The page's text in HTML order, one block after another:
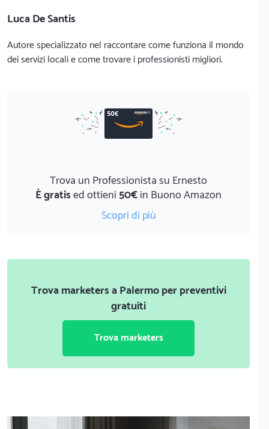
Luca De Santis
Autore specializzato nel raccontare come funziona il mondo
dei servizi locali e come trovare i professionisti migliori.
Trova un Professionista su Ernesto
È gratised ottieni50€in Buono Amazon
Scopri di più
Trova marketers a Palermo per preventivi
gratuiti
Trova marketers